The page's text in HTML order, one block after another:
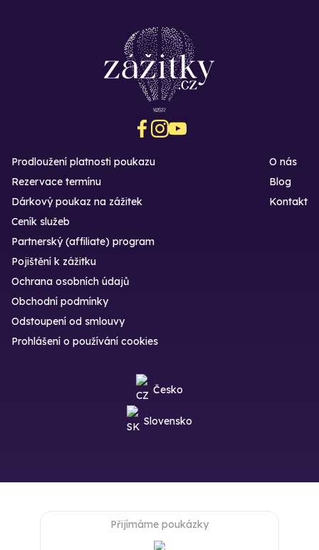
Prodloužení platnosti poukazu
Rezervace termínu
Dárkový poukaz na zážitek
O nás
Blog
Kontakt
Ceník služeb
Partnerský (affiliate) program
Pojištění k zážitku
Ochrana osobních údajů
Obchodní podmínky
Odstoupení od smlouvy
Prohlášení o používání cookies
Česko
Slovensko
Přijímáme poukázky